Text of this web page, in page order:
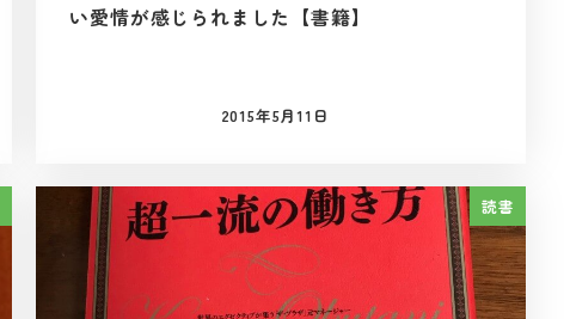
い愛情が感じられました【書籍】
投稿日
2015年5月11日
読書